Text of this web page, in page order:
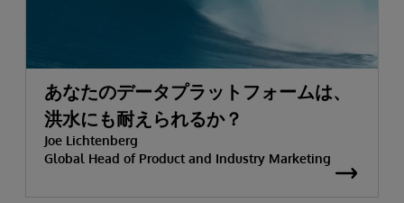
あなたのデータプラットフォームは、
洪水にも耐えられるか？
Joe Lichtenberg
Global Head of Product and Industry Marketing